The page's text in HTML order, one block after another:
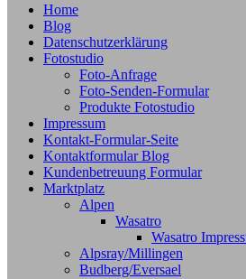
Home
Blog
Datenschutzerklärung
Fotostudio
Foto-Anfrage
Foto-Senden-Formular
Produkte Fotostudio
Impressum
Kontakt-Formular-Seite
Kontaktformular Blog
Kundenbetreuung Formular
Marktplatz
Alpen
Wasatro
Wasatro
Alpsray/Millingen
Budberg/Eversael